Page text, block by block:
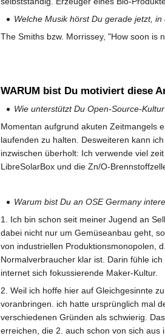
Welche Musik hörst Du gerade jetzt,
The Smiths bzw. Morrissey, "How soon is
WARUM bist Du motiviert diese
Wie unterstützt Du Open-Source-
Momentan aufgrund akuten Zeitmangels
laufenden zu halten. Desweiteren kann
inzwischen überholt: Ich verwende viel
LibreSolarBox und die Zn/O-
Warum bist Du an OSE Germany
1. Ich bin schon seit meiner Jugend an
dabei nicht nur um Gemüseanbau geht,
von industriellen Produktionsmonopolen,
Normalverbraucher klar ist. Darin fühle
internet sich fokussierende Maker-Kultur.
2. Weil ich hoffe hier auf Gleichgesinnte
voranbringen. ich hatte ursprünglich mal
verschiedenen Gründen als schwierig.
erreichen, die 2. auch schon von sich